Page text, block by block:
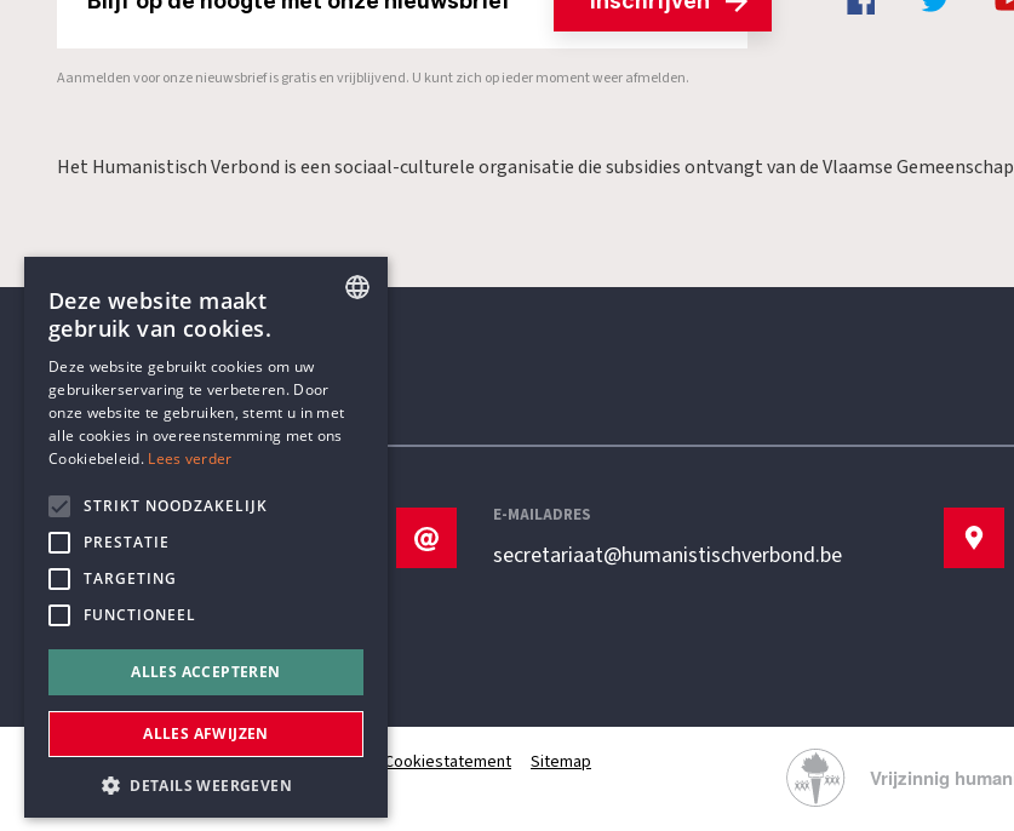
Aanmelden voor onze nieuwsbrief is gratis en vrijblijvend. U kunt zich op ieder moment weer afmelden.
Het Humanistisch Verbond is een sociaal-culturele organisatie die subsidies ontvangt van de Vlaamse Gemeenschap
Contactgegevens
TELEFOON
+32 3 233 70 32
E-MAILADRES
secretariaat@humanistischverbond.be
© Humanistisch Verbond 2026 Privacy Cookiestatement Sitemap
#codedwithlove byCodelines
DUTCH
Deze website maakt
gebruik van cookies.
Deze website gebruikt cookies om uw
gebruikerservaring te verbeteren. Door
onze website te gebruiken, stemt u in met
alle cookies in overeenstemming met ons
Cookiebeleid. Lees verder
STRIKT NOODZAKELIJK
PRESTATIE
TARGETING
FUNCTIONEEL
ALLES ACCEPTEREN
ALLES AFWIJZEN
DETAILS WEERGEVEN